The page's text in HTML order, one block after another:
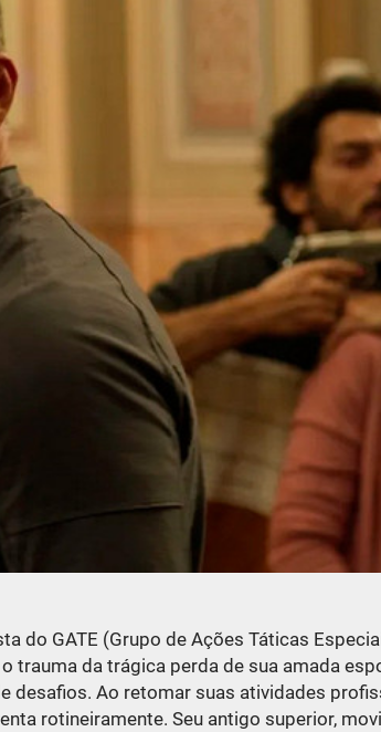
do GATE (Grupo de Ações Táticas
trauma da trágica perda de sua amada
desafios. Ao retomar suas atividades
rotineiramente. Seu antigo superior,